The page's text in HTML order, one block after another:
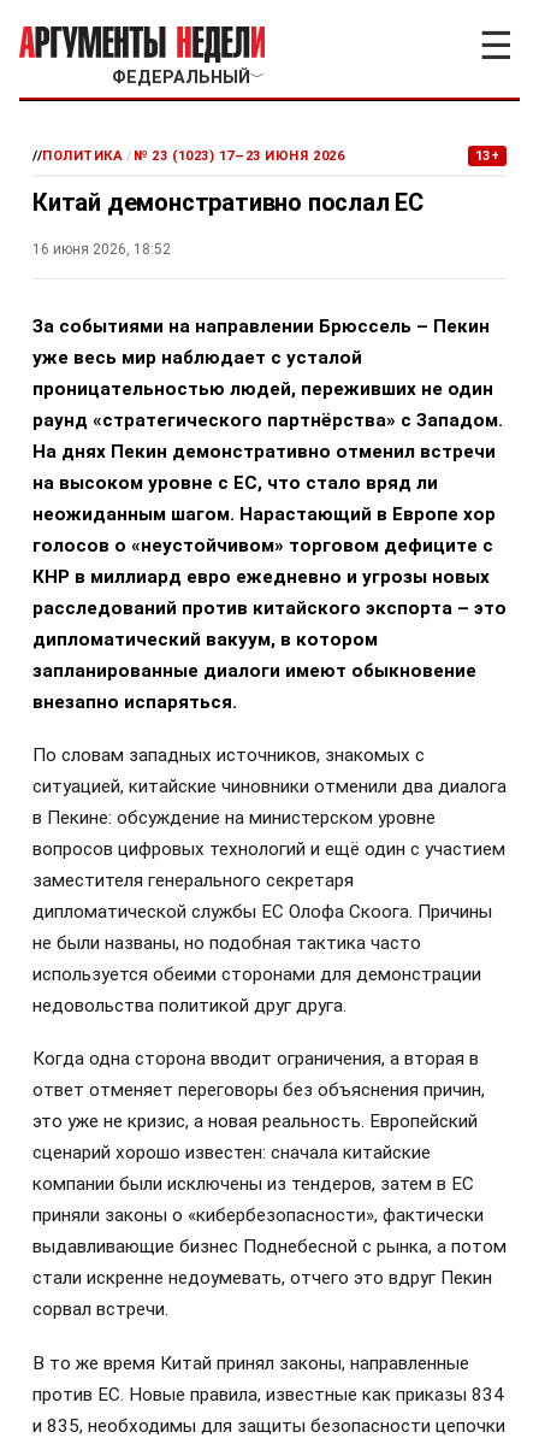
ФЕДЕРАЛЬНЫЙ ﹀
☰
//ПОЛИТИКА / № 23 (1023) 17–23 ИЮНЯ 2026 13+
Китай демонстративно послал ЕС
16 июня 2026, 18:52
За событиями на направлении Брюссель – Пекин
уже весь мир наблюдает с усталой
проницательностью людей, переживших не один
раунд «стратегического партнёрства» с Западом.
На днях Пекин демонстративно отменил встречи
на высоком уровне с ЕС, что стало вряд ли
неожиданным шагом. Нарастающий в Европе хор
голосов о «неустойчивом» торговом дефиците с
КНР в миллиард евро ежедневно и угрозы новых
расследований против китайского экспорта – это
дипломатический вакуум, в котором
запланированные диалоги имеют обыкновение
внезапно испаряться.
По словам западных источников, знакомых с
ситуацией, китайские чиновники отменили два диалога
в Пекине: обсуждение на министерском уровне
вопросов цифровых технологий и ещё один с участием
заместителя генерального секретаря
дипломатической службы ЕС Олофа Скоога. Причины
не были названы, но подобная тактика часто
используется обеими сторонами для демонстрации
недовольства политикой друг друга.
Когда одна сторона вводит ограничения, а вторая в
ответ отменяет переговоры без объяснения причин,
это уже не кризис, а новая реальность. Европейский
сценарий хорошо известен: сначала китайские
компании были исключены из тендеров, затем в ЕС
приняли законы о «кибербезопасности», фактически
выдавливающие бизнес Поднебесной с рынка, а потом
стали искренне недоумевать, отчего это вдруг Пекин
сорвал встречи.
В то же время Китай принял законы, направленные
против ЕС. Новые правила, известные как приказы 834
и 835, необходимы для защиты безопасности цепочки